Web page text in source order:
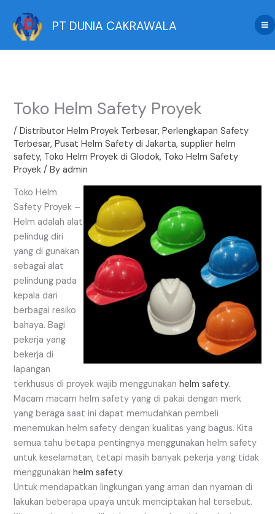
content
PT DUNIA CAKRAWALA
Toko Helm Safety Proyek
/Distributor Helm Proyek Terbesar,Perlengkapan Safety
Terbesar,Pusat Helm Safety di Jakarta,supplier helm
safety, Toko Helm Proyek di Glodok, Toko Helm Safety
Proyek / Byadmin
Toko Helm
Safety Proyek –
Helm adalah alat
pelindug diri
yang di gunakan
sebagai alat
pelindung pada
kepala dari
berbagai resiko
bahaya. Bagi
pekerja yang
bekerja di
lapangan
terkhusus di proyek wajib menggunakanhelm safety.
Macam macam helm safety yang di pakai dengan merk
yang beraga saat ini dapat memudahkan pembeli
menemukan helm safety dengan kualitas yang bagus. Kita
semua tahu betapa pentingnya menggunakan helm safety
untuk keselamatan, tetapi masih banyak pekerja yang tidak
menggunakanhelm safety.
Untuk mendapatkan lingkungan yang aman dan nyaman di
lakukan beberapa upaya untuk menciptakan hal tersebut.